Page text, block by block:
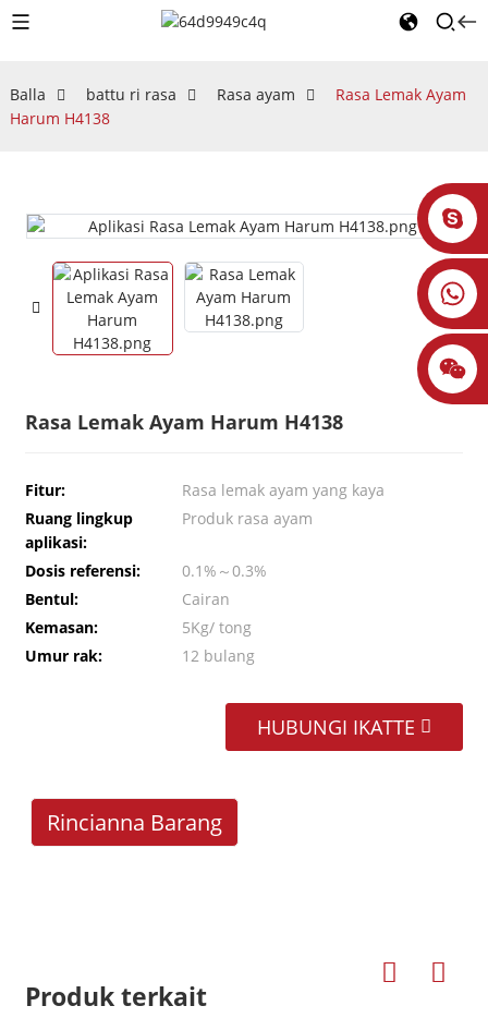
Balla battu ri rasa Rasa ayam
Rasa Lemak Ayam
Harum H4138
Rasa Lemak Ayam Harum H4138
Fitur:
Rasa lemak ayam yang kaya
Ruang lingkup
aplikasi:
Produk rasa ayam
Dosis referensi:
0.1%～0.3%
Bentul:
Cairan
Kemasan:
5Kg/ tong
Umur rak:
12 bulang
HUBUNGI IKATTE
Rincianna Barang
Produk terkait